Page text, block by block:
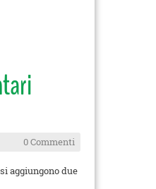
0 Commenti
aggiungono due